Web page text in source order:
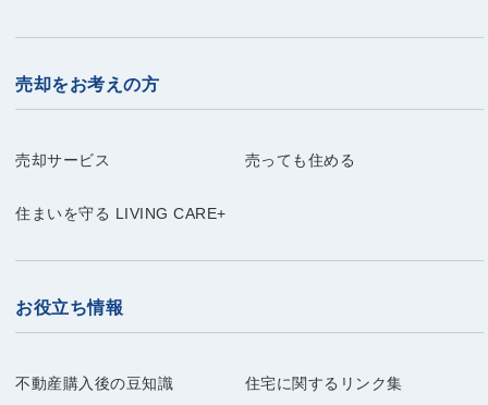
売却をお考えの方
売却サービス 売っても住める
住まいを守る LIVING CARE+
お役立ち情報
不動産購入後の豆知識 住宅に関するリンク集